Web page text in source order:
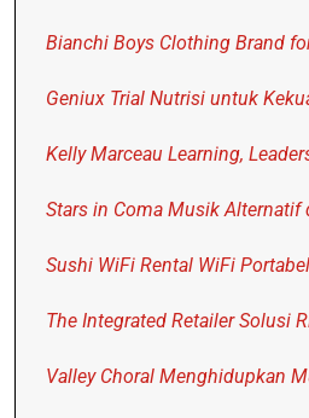
Bianchi Boys Clothing Brand
Geniux Trial Nutrisi untuk
Kelly Marceau Learning,
Stars in Coma Musik Alternatif
Sushi WiFi Rental WiFi
The Integrated Retailer Solusi
Valley Choral Menghidupkan